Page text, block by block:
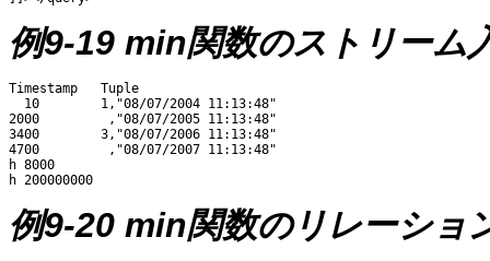
例9-19 min関数のストリーム
Timestamp   Tuple
  10        1,"08/07/2004 11:13:48"
2000         ,"08/07/2005 11:13:48"
3400        3,"08/07/2006 11:13:48"
4700         ,"08/07/2007 11:13:48"
h 8000
例9-20 min関数のリレーショ